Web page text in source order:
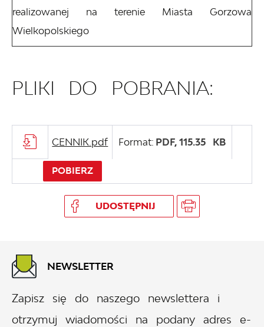
realizowanej na terenie Miasta Gorzowa
Wielkopolskiego
PLIKI DO POBRANIA:
CENNIK.pdf Format: PDF, 115.35 KB
POBIERZ
UDOSTĘPNIJ
NEWSLETTER
Zapisz się do naszego newslettera i
otrzymuj wiadomości na podany adres e-